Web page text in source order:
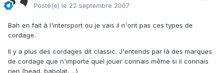
Posté(e) le 22 septembre 2007
Bah en fait à l'intersport ou je vais il n'ont pas ces types de
cordage.
Il y a plus des cordages dit classic. J'entends par là des marques
de cordage que n'importe quel jouer connais même si il connais
rien (head, babolat, ...)